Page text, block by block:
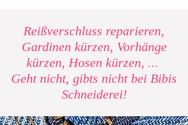
Reißverschluss reparieren,
Gardinen kürzen, Vorhänge
kürzen, Hosen kürzen, ...
Geht nicht, gibts nicht bei Bibis
Schneiderei!